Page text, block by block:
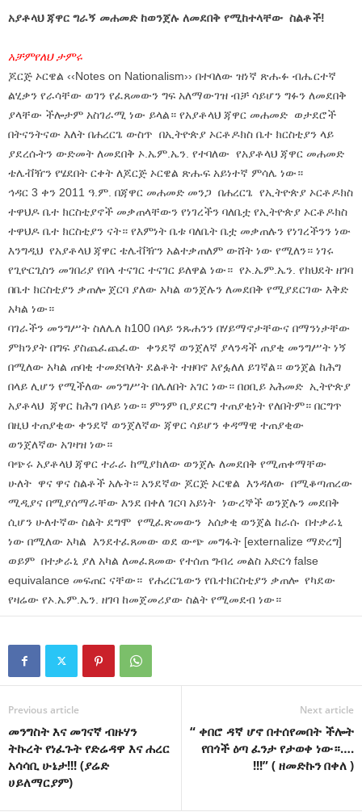
አያቶላህ ጃዋር ግራኝ መሐመድ ከወንጀሉ ለመደበቅ የሚከተላቸው ስልቶች!
አቻምየለህ ታምሩ
ጆርጅ ኦርዌል ‹‹Notes on Nationalism›› በተባለው ዝነኛ ጽሑፉ ብሔርተኛ
ልሂቃን የራሳቸው ወገን የፈጸመውን ግፍ አለማውገዝ ብቻ ሳይሆን ግፉን ለመደበቅ
ያላቸው ችሎታም አስገራሚ ነው ይላል። የአያቶላህ ጃዋር መሐመድ ወታደሮች
በትናንትናው እለት በሐረርጌ ውስጥ በኢትዮጵያ ኦርቶዶክስ ቤተ ክርስቲያን ላይ
ያደረሱትን ውድመት ለመደበቅ ኦ.ኤም.ኤን. የተባለው የአያቶላህ ጃዋር መሐመድ
ቴሌቭዥን የሄደበት ርቀት ለጆርጅ ኦርዌል ጽሑፍ አይነተኛ ምሳሌ ነው።
ኅዳር 3 ቀን 2011 ዓ.ም. በጃዋር መሐመድ መንጋ በሐረርጌ የኢትዮጵያ ኦርቶዶክስ
ተዋህዶ ቤተ ክርስቲያኖች መቃጠላቸውን የነገረችን ባለቤቷ የኢትዮጵያ ኦርቶዶክስ
ተዋህዶ ቤተ ክርስቲያን ናት። የእምነት ቤቱ ባለቤት ቤቷ መቃጠሉን የነገረችንን ነው
እንግዲህ የአያቶላህ ጃዋር ቴሌቭዥን አልተቃጠለም ውሸት ነው የሚለን። ነገሩ
የጊዮርጊስን መገበሪያ የበላ ተናገር ተናገር ይለዋል ነው። የኦ.ኤም.ኤን. የክህደት ዘገባ
በቤተ ክርስቲያን ቃጠሎ ጀርባ ያለው አካል ወንጀሉን ለመደበቅ የሚያደርገው እቅድ
አካል ነው።
ባገራችን መንግሥት ስለሌለ ከ100 በላይ ንጹሐንን በሃይማኖታቸውና በማንነታቸው
ምክንያት በግፍ ያስጨፈጨፈው ቀንደኛ ወንጀለኛ ያላንዳች ጠያቂ መንግሥት ነኝ
በሚለው አካል ጠባቂ ተመድቦለት ደልቶት ተዘባኖ እየፏለለ ይገኛል። ወንጀል ከሕግ
በላይ ሊሆን የሚችለው መንግሥት በሌለበት አገር ነው። በዐቢይ አሕመድ ኢትዮጵያ
አያቶላህ ጃዋር ከሕግ በላይ ነው። ምንም ቢያደርግ ተጠያቂነት የለበትም። በርግጥ
በዚህ ተጠያቂው ቀንደኛ ወንጀለኛው ጃዋር ሳይሆን ቀዳማዊ ተጠያቂው
ወንጀለኛው አገዛዝ ነው።
ባጭሩ አያቶላህ ጃዋር ተራራ ከሚያክለው ወንጀሉ ለመደበቅ የሚጠቀማቸው
ሁለት ዋና ዋና ስልቶች አሉት። አንደኛው ጆርጅ ኦርዌል እንዳለው በሚቆጣጠረው
ሚዲያና በሚያሰማራቸው እንደ በቀለ ገርባ አይነት ነውረኞች ወንጀሉን መደበቅ
ሲሆን ሁለተኛው ስልት ደግሞ የሚፈጽመውን አሰቃቂ ወንጀል ከራሱ በተቃራኒ
ነው በሚለው አካል እንደተፈጸመው ወደ ውጭ መግፋት [externalize ማድረግ]
ወይም በተቃራኒ ያለ አካል ለመፈጸመው የተሰጠ ግብረ መልስ አድርጎ false
equivalance መፍጠር ናቸው። የሐረርጌውን የቤተክርስቲያን ቃጠሎ የካደው
የዛሬው የኦ.ኤም.ኤን. ዘገባ ከመጀመሪያው ስልት የሚመደብ ነው።
Previous article
መንግስት እና መገናኛ ብዙሃን
ትኩረት የነፈጉት የድሬዳዋ እና ሐረር
አሳሳቢ ሁኔታ!!! (ያሬድ
ሀይለማርያም)
Next article
“ ቀበሮ ዳኛ ሆኖ በተሰየመበት ችሎት
የበጎች ዕጣ ፈንታ የታወቀ ነው።….
!!!” ( ዘመድኩን በቀለ )